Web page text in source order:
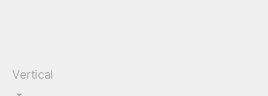
Vertical